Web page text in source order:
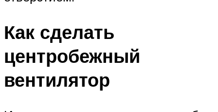
Как сделать
центробежный
вентилятор